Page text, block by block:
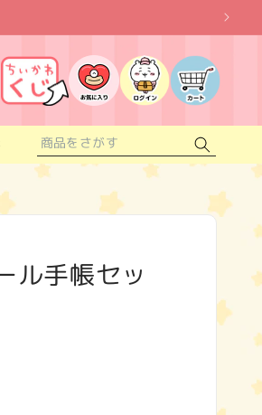
入
り
ス
ト
グ
イ
カ
ー
ト
ル手帳セッ